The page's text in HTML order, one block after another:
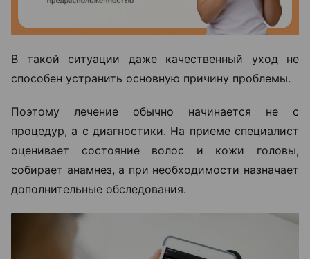
В такой ситуации даже качественный уход не
способен устранить основную причину проблемы.
Поэтому лечение обычно начинается не с
процедур, а с диагностики. На приеме специалист
оценивает состояние волос и кожи головы,
собирает анамнез, а при необходимости назначает
дополнительные обследования.